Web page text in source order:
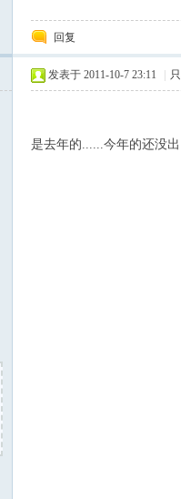
回复
发表于 2011-10-7 23:11
是去年的......今年的还没出